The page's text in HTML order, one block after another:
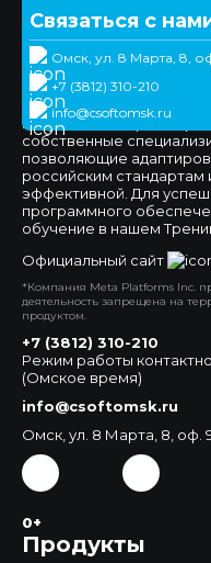
Связаться с
Омск, ул. 8 Марта, 8,
+7 (3812) 310-210
info@csoftomsk.ru
Мы работаем на рынке с
предлагаемых нами
Мы предлагаем
сфере
гражданского
ведущих вендоров
собственные
позволяющие
российским стандартам
эффективной. Для
программного
обучение в нашем
Официальный сайт
*Компания Meta Platforms Inc.
деятельность запрещена на
продуктом.
Продукты
+7 (3812) 310-210
Режим работы
(Омское время)
info@csoftomsk.ru
Омск, ул. 8 Марта, 8, оф.
0+